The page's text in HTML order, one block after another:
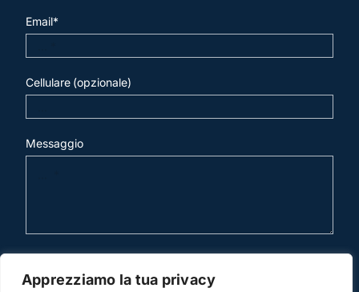
Apprezziamo la tua privacy
Email*
Cellulare (opzionale)
Messaggio
invia mail